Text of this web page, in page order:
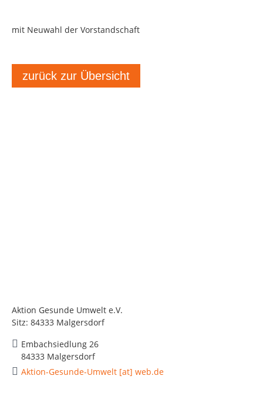
Aktion Gesunde Umwelt e.V.
Sitz: 84333 Malgersdorf
Embachsiedlung 26
84333 Malgersdorf
Aktion-Gesunde-Umwelt [at] web.de
mit Neuwahl der Vorstandschaft
zurück zur Übersicht